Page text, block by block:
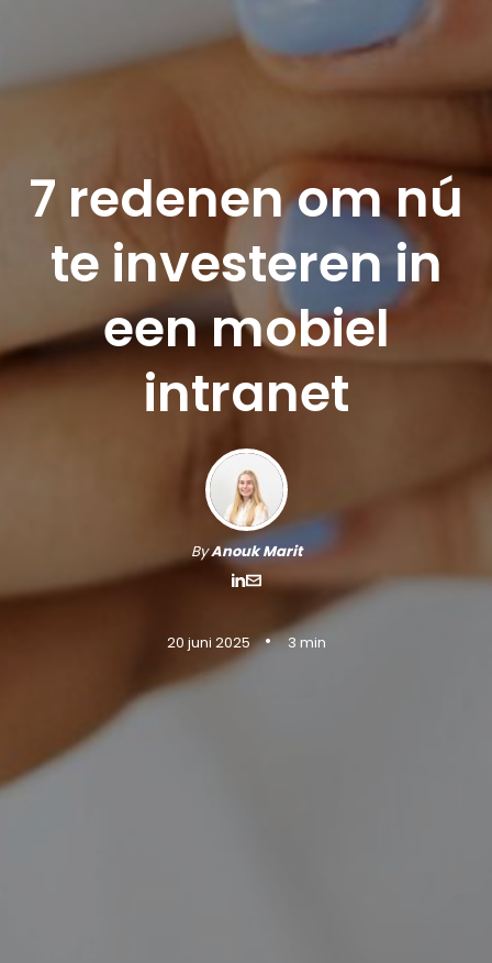
7 redenen om nú
te investeren in
een mobiel
intranet
ByAnouk Marit
20 juni 2025 • 3 min